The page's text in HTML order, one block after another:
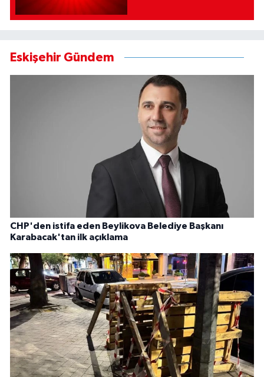
Eskişehir Gündem
CHP'den istifa eden Beylikova Belediye Başkanı
Karabacak'tan ilk açıklama